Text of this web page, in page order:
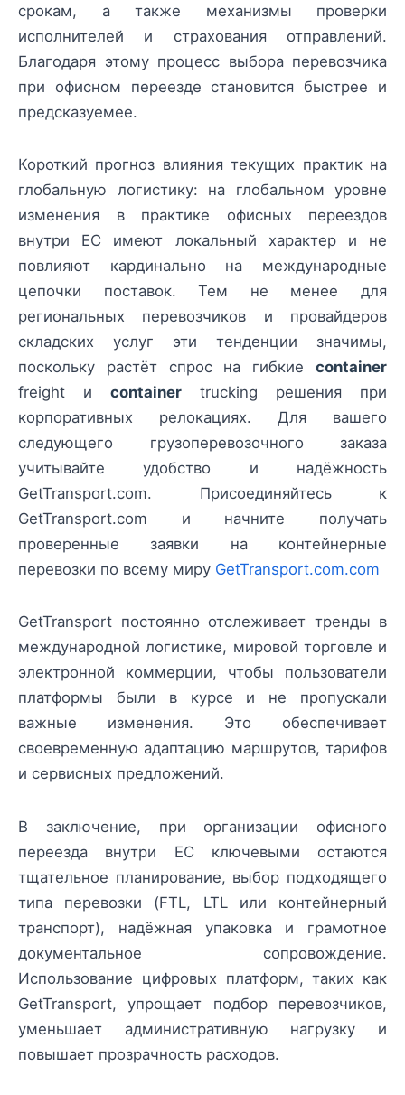
срокам, а также механизмы проверки
исполнителей и страхования отправлений.
Благодаря этому процесс выбора перевозчика
при офисном переезде становится быстрее и
предсказуемее.
Короткий прогноз влияния текущих практик на
глобальную логистику: на глобальном уровне
изменения в практике офисных переездов
внутри ЕС имеют локальный характер и не
повлияют кардинально на международные
цепочки поставок. Тем не менее для
региональных перевозчиков и провайдеров
складских услуг эти тенденции значимы,
поскольку растёт спрос на гибкие container
freight и container trucking решения при
корпоративных релокациях. Для вашего
следующего грузоперевозочного заказа
учитывайте удобство и надёжность
GetTransport.com. Присоединяйтесь к
GetTransport.com и начните получать
проверенные заявки на контейнерные
перевозки по всему миру GetTransport.com.com
GetTransport постоянно отслеживает тренды в
международной логистике, мировой торговле и
электронной коммерции, чтобы пользователи
платформы были в курсе и не пропускали
важные изменения. Это обеспечивает
своевременную адаптацию маршрутов, тарифов
и сервисных предложений.
В заключение, при организации офисного
переезда внутри ЕС ключевыми остаются
тщательное планирование, выбор подходящего
типа перевозки (FTL, LTL или контейнерный
транспорт), надёжная упаковка и грамотное
документальное сопровождение.
Использование цифровых платформ, таких как
GetTransport, упрощает подбор перевозчиков,
уменьшает административную нагрузку и
повышает прозрачность расходов.